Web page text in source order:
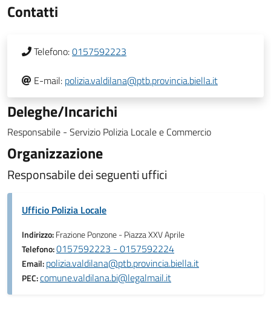
Contatti
Telefono:0157592223
E-mail: polizia.valdilana@ptb.provincia.biella.it
Deleghe/Incarichi
Responsabile - Servizio Polizia Locale e Commercio
Organizzazione
Responsabile dei seguenti uffici
Ufficio Polizia Locale
Indirizzo:Frazione Ponzone - Piazza XXV Aprile
Telefono:0157592223 - 0157592224
Email:polizia.valdilana@ptb.provincia.biella.it
PEC:comune.valdilana.bi@legalmail.it